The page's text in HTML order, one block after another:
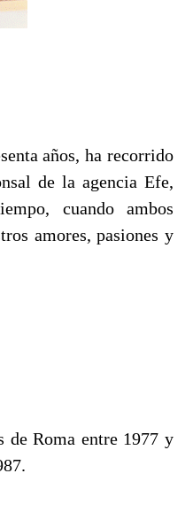
años, ha recorrido
de la agencia Efe,
cuando ambos
amores, pasiones y
de Roma entre 1977 y